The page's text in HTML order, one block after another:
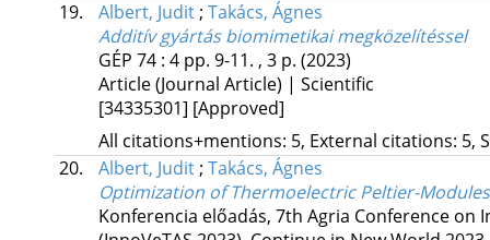
19.
Albert, Judit; Takács, Ágnes
Additív gyártás biomimetikai megközelítéssel
GÉP 74: 4 pp. 9-11. , 3 p. (2023)
Article (Journal Article) | Scientific
[34335301] [Approved]
All citations+mentions: 5, External citations: 5,
20.
Albert, Judit; Takács, Ágnes
Optimization of Thermoelectric Peltier-
Konferencia előadás, 7th Agria Conference on